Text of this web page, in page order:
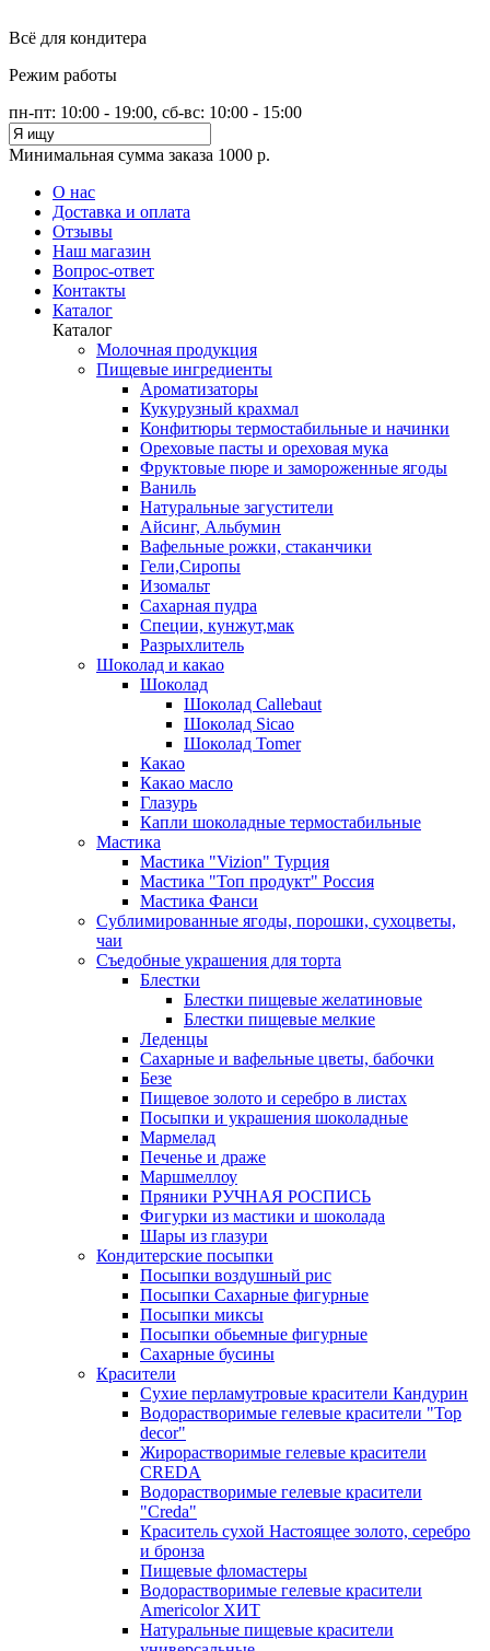
Всё для кондитера
Режим работы
пн-пт: 10:00 - 19:00, сб-вс: 10:00 - 15:00
Минимальная сумма заказа 1000 р.
О нас
Доставка и оплата
Отзывы
Наш магазин
Вопрос-ответ
Контакты
Каталог
Каталог
Молочная продукция
Пищевые ингредиенты
Ароматизаторы
Кукурузный крахмал
Конфитюры термостабильные и начинки
Ореховые пасты и ореховая мука
Фруктовые пюре и замороженные ягоды
Ваниль
Натуральные загустители
Айсинг, Альбумин
Вафельные рожки, стаканчики
Гели,Сиропы
Изомальт
Сахарная пудра
Специи, кунжут,мак
Разрыхлитель
Шоколад и какао
Шоколад
Шоколад Callebaut
Шоколад Sicao
Шоколад Tomer
Какао
Какао масло
Глазурь
Капли шоколадные термостабильные
Мастика
Мастика "Vizion" Турция
Мастика "Топ продукт" Россия
Мастика Фанси
Сублимированные ягоды, порошки, сухоцветы,
чаи
Съедобные украшения для торта
Блестки
Блестки пищевые желатиновые
Блестки пищевые мелкие
Леденцы
Сахарные и вафельные цветы, бабочки
Безе
Пищевое золото и серебро в листах
Посыпки и украшения шоколадные
Мармелад
Печенье и драже
Маршмеллоу
Пряники РУЧНАЯ РОСПИСЬ
Фигурки из мастики и шоколада
Шары из глазури
Кондитерские посыпки
Посыпки воздушный рис
Посыпки Сахарные фигурные
Посыпки миксы
Посыпки обьемные фигурные
Сахарные бусины
Красители
Сухие перламутровые красители Кандурин
Водорастворимые гелевые красители "Top
decor"
Жирорастворимые гелевые красители
CREDA
Водорастворимые гелевые красители
"Creda"
Краситель сухой Настоящее золото, серебро
и бронза
Пищевые фломастеры
Водорастворимые гелевые красители
Americolor ХИТ
Натуральные пищевые красители